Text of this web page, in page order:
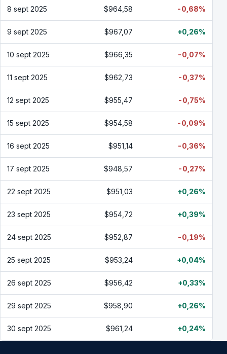
8 sept 2025 $964,58 -0,68%
9 sept 2025 $967,07 +0,26%
10 sept 2025 $966,35 -0,07%
11 sept 2025 $962,73 -0,37%
12 sept 2025 $955,47 -0,75%
15 sept 2025 $954,58 -0,09%
16 sept 2025 $951,14 -0,36%
17 sept 2025 $948,57 -0,27%
22 sept 2025 $951,03 +0,26%
23 sept 2025 $954,72 +0,39%
24 sept 2025 $952,87 -0,19%
25 sept 2025 $953,24 +0,04%
26 sept 2025 $956,42 +0,33%
29 sept 2025 $958,90 +0,26%
30 sept 2025 $961,24 +0,24%